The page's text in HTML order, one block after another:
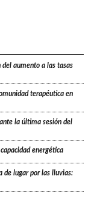
del aumento a las tasas
terapéutica en
la última sesión del
energética
de lugar por las lluvias: